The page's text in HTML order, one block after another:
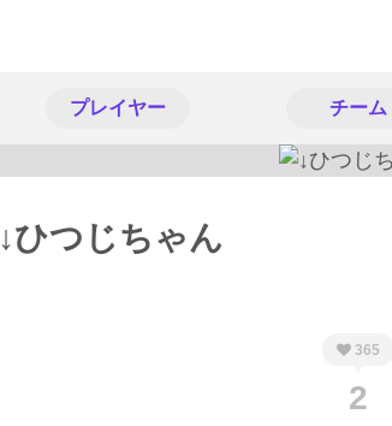
プレイヤー チーム
↓ひつじちゃん
365
2